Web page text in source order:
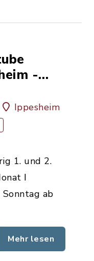
-
Ippesheim
1. und 2.
ǀ
ab
Mehr lesen